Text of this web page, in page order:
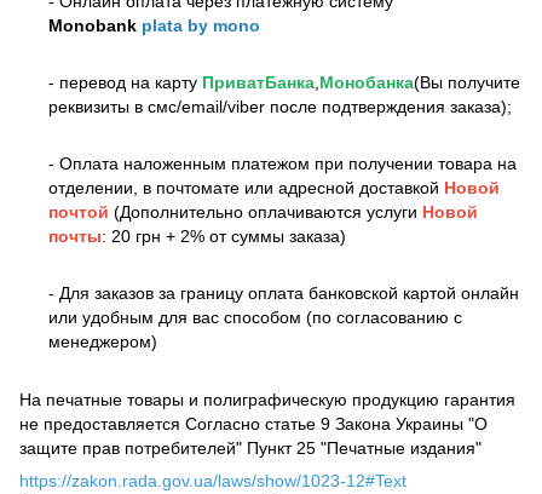
Monobank plata by mono
- перевод на карту ПриватБанка Монобанка(Вы получите
реквизиты в смс/email/viber после подтверждения заказа);
- Оплата наложенным платежом при получении товара на
отделении, в почтомате или адресной доставкой Новой
почтой (Дополнительно оплачиваются услуги Новой
почты: 20 грн + 2% от суммы заказа)
- Для заказов за границу оплата банковской картой онлайн
или удобным для вас способом (по согласованию с
менеджером)
На печатные товары и полиграфическую продукцию гарантия
не предоставляется Согласно статье 9 Закона Украины "О
защите прав потребителей" Пункт 25 "Печатные издания"
https://zakon.rada.gov.ua/laws/show/1023-12#Text